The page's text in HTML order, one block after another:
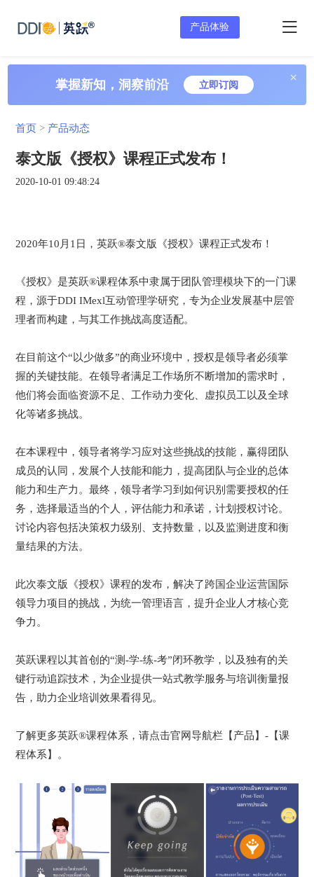
产品体验
掌握新知，洞察前沿 立即订阅 ×
首页 > 产品动态
泰文版《授权》课程正式发布！
2020-10-01 09:48:24
2020年10月1日，英跃®泰文版《授权》课程正式发布！
《授权》是英跃®课程体系中隶属于团队管理模块下的一门课
程，源于DDI IMexl互动管理学研究，专为企业发展基中层管
理者而构建，与其工作挑战高度适配。
在目前这个“以少做多”的商业环境中，授权是领导者必须掌
握的关键技能。在领导者满足工作场所不断增加的需求时，
他们将会面临资源不足、工作动力变化、虚拟员工以及全球
化等诸多挑战。
在本课程中，领导者将学习应对这些挑战的技能，赢得团队
成员的认同，发展个人技能和能力，提高团队与企业的总体
能力和生产力。最终，领导者学习到如何识别需要授权的任
务，选择最适当的个人，评估能力和承诺，计划授权讨论。
讨论内容包括决策权力级别、支持数量，以及监测进度和衡
量结果的方法。
此次泰文版《授权》课程的发布，解决了跨国企业运营国际
领导力项目的挑战，为统一管理语言，提升企业人才核心竞
争力。
英跃课程以其首创的“测-学-练-考”闭环教学，以及独有的关
键行动追踪技术，为企业提供一站式教学服务与培训衡量报
告，助力企业培训效果看得见。
了解更多英跃®课程体系，请点击官网导航栏【产品】-【课
程体系】。